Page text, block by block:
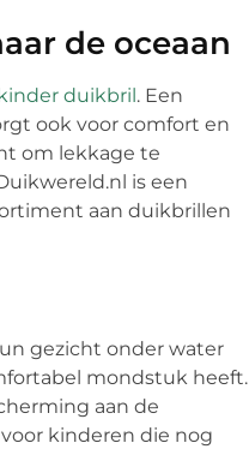
de oceaan
duikbril. Een
ook voor comfort en
om lekkage te
is een
aan duikbrillen
gezicht onder water
mondstuk heeft.
aan de
kinderen die nog